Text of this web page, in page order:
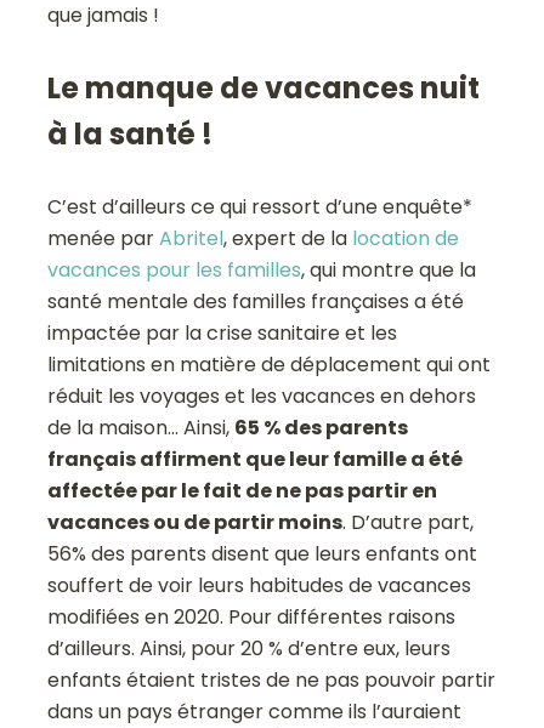
que jamais !
Le manque de vacances nuit
à la santé !
C’est d’ailleurs ce qui ressort d’une enquête*
menée parAbritel, expert de la location de
vacances pour les familles, qui montre que la
santé mentale des familles françaises a été
impactée par la crise sanitaire et les
limitations en matière de déplacement qui ont
réduit les voyages et les vacances en dehors
de la maison… Ainsi, 65 % des parents
français affirment que leur famille a été
affectée par le fait de ne pas partir en
vacances ou de partir moins. D’autre part,
56% des parents disent que leurs enfants ont
souffert de voir leurs habitudes de vacances
modifiées en 2020. Pour différentes raisons
d’ailleurs. Ainsi, pour 20 % d’entre eux, leurs
enfants étaient tristes de ne pas pouvoir partir
dans un pays étranger comme ils l’auraient